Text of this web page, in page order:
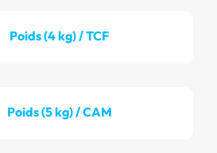
Poids (4 kg) / TCF
Poids (5 kg) / CAM